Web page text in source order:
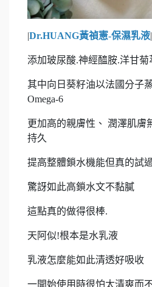
|Dr.HUANG黃禎憲-保濕乳液|
添加玻尿酸.神經醯胺.洋甘菊
其中向日葵籽油以法國分子
Omega-6
更加高的親膚性、 潤澤肌膚
持久
提高整體鎖水機能但真的試
驚訝如此高鎖水文不黏膩
這點真的做得很棒.
天阿似!根本是水乳液
乳液怎麼能如此清透好吸收
一開始使用時很怕太清爽而